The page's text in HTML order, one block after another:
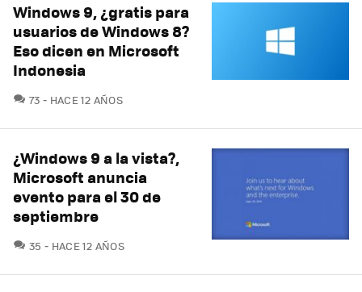
Windows 9, ¿gratis para
usuarios de Windows 8?
Eso dicen en Microsoft
Indonesia
73 COMENTARIOS
HACE 12 AÑOS
¿Windows 9 a la vista?,
Microsoft anuncia
evento para el 30 de
septiembre
35 COMENTARIOS
HACE 12 AÑOS